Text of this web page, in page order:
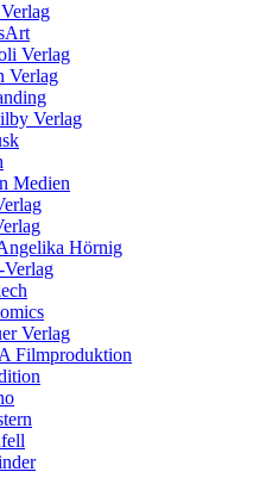
Verlag
Verlag
Verlag
Medien
Hörnig
Verlag
Verlag
Filmproduktion